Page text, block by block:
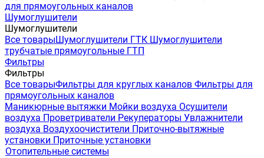
для прямоугольных каналов
Шумоглушители
Шумоглушители
Все товарыШумоглушители ГТК Шумоглушители
трубчатые прямоугольные ГТП
Фильтры
Фильтры
Все товарыФильтры для круглых каналов Фильтры для
прямоугольных каналов
Маникюрные вытяжки Мойки воздуха Осушители
воздуха Проветриватели Рекуператоры Увлажнители
воздуха Воздухоочистители Приточно-вытяжные
установки Приточные установки
Отопительные системы